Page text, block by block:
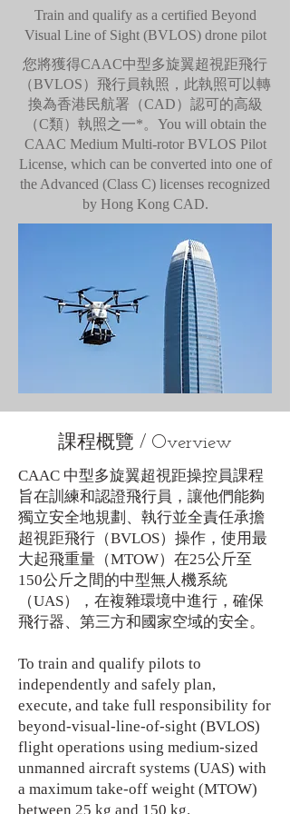
Train and qualify as a certified Beyond
Visual Line of Sight (BVLOS) drone pilot
您將獲得CAAC中型多旋翼超視距飛行
（BVLOS）飛行員執照，此執照可以轉
換為香港民航署（CAD）認可的高級
（C類）執照之一*。You will obtain the
CAAC Medium Multi-rotor BVLOS Pilot
License, which can be converted into one of
the Advanced (Class C) licenses recognized
by Hong Kong CAD.
課程概覽 / Overview
CAAC 中型多旋翼超視距操控員課程
旨在訓練和認證飛行員，讓他們能夠
獨立安全地規劃、執行並全責任承擔
超視距飛行（BVLOS）操作，使用最
大起飛重量（MTOW）在25公斤至
150公斤之間的中型無人機系統
（UAS），在複雜環境中進行，確保
飛行器、第三方和國家空域的安全。
To train and qualify pilots to
independently and safely plan,
execute, and take full responsibility for
beyond-visual-line-of-sight (BVLOS)
flight operations using medium-sized
unmanned aircraft systems (UAS) with
a maximum take-off weight (MTOW)
between 25 kg and 150 kg.